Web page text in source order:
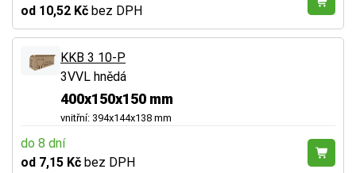
od 10,52 Kč bez DPH
KKB 3 10-P
3VVL hnědá
400x150x150 mm
vnitřní: 394x144x138 mm
do 8 dní
od 7,15 Kč bez DPH